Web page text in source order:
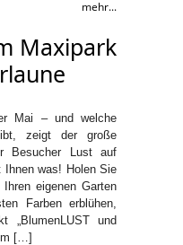
mehr...
Maxipark
Mai – und welche
zeigt der große
Besucher Lust auf
Ihnen was! Holen Sie
eigenen Garten
Farben erblühen,
„BlumenLUST und
[…]